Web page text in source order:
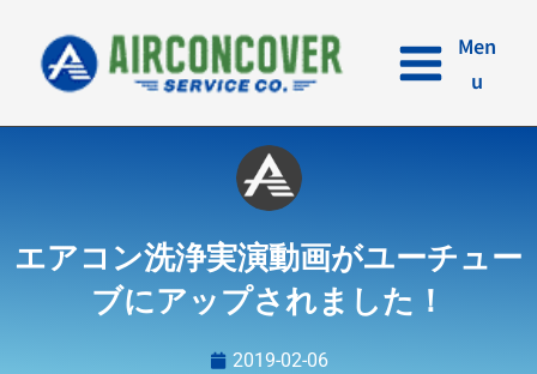
キ
Men
u
エアコン洗浄実演動画がユーチュー
ブにアップされました！
2019-02-06